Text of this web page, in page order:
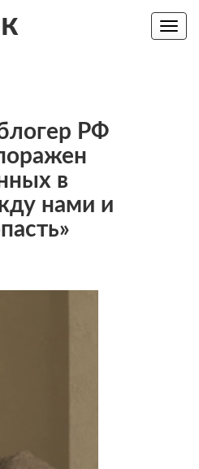
Toggle
РФ
в
нами и